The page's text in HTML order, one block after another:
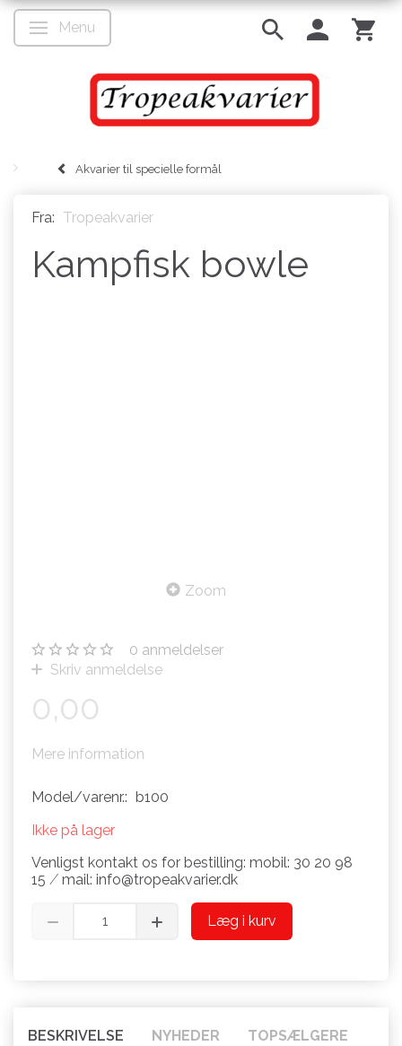
Skifte navigation
Menu
Akvarier til specielle formål
Fra: Tropeakvarier
Kampfisk bowle
Zoom
0 anmeldelser
Skriv anmeldelse
0,00
Mere information
Model/varenr.: b100
Ikke på lager
Venligst kontakt os for bestilling: mobil: 30 20 98
15 ⁄ mail: info@tropeakvarier.dk
Læg i kurv
BESKRIVELSE NYHEDER TOPSÆLGERE